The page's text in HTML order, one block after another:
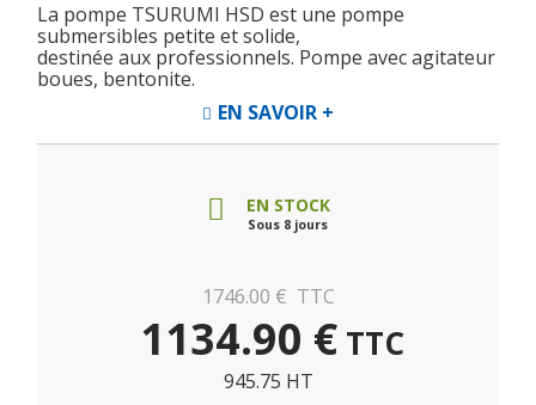
La pompe TSURUMI HSD est une pompe
submersibles petite et solide,
destinée aux professionnels. Pompe avec agitateur
boues, bentonite.
EN SAVOIR +
EN STOCK
Sous 8 jours
1746.00 € TTC
1134.90 € TTC
945.75 HT